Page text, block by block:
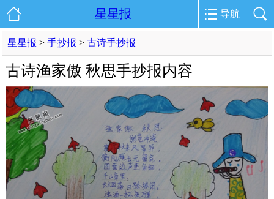
星星报 导航
星星报 >手抄报 >古诗手抄报
古诗渔家傲 秋思手抄报内容